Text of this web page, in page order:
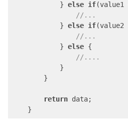
            }
else if(value1
//...
            }
else if
//...
            }
else {
//....
            }
        }
return data;
    }